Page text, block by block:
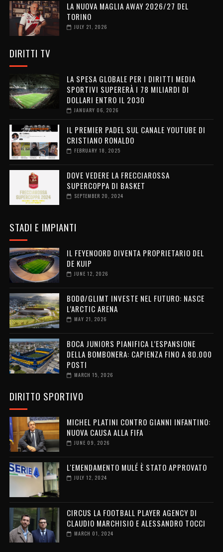
LA NUOVA MAGLIA AWAY 2026/27 DEL
TORINO
JULY 21, 2026
DIRITTI TV
LA SPESA GLOBALE PER I DIRITTI MEDIA
SPORTIVI SUPERERÀ I 78 MILIARDI DI
DOLLARI ENTRO IL 2030
JANUARY 06, 2026
IL PREMIER PADEL SUL CANALE YOUTUBE DI
CRISTIANO RONALDO
FEBRUARY 18, 2025
DOVE VEDERE LA FRECCIAROSSA
SUPERCOPPA DI BASKET
SEPTEMBER 20, 2024
STADI E IMPIANTI
IL FEYENOORD DIVENTA PROPRIETARIO DEL
DE KUIP
JUNE 12, 2026
BODØ/GLIMT INVESTE NEL FUTURO: NASCE
L’ARCTIC ARENA
MAY 21, 2026
BOCA JUNIORS PIANIFICA L’ESPANSIONE
DELLA BOMBONERA: CAPIENZA FINO A 80.000
POSTI
MARCH 15, 2026
DIRITTO SPORTIVO
MICHEL PLATINI CONTRO GIANNI INFANTINO:
NUOVA CAUSA ALLA FIFA
JUNE 09, 2026
L'EMENDAMENTO MULÉ È STATO APPROVATO
JULY 12, 2024
CIRCUS LA FOOTBALL PLAYER AGENCY DI
CLAUDIO MARCHISIO E ALESSANDRO TOCCI
MARCH 01, 2024